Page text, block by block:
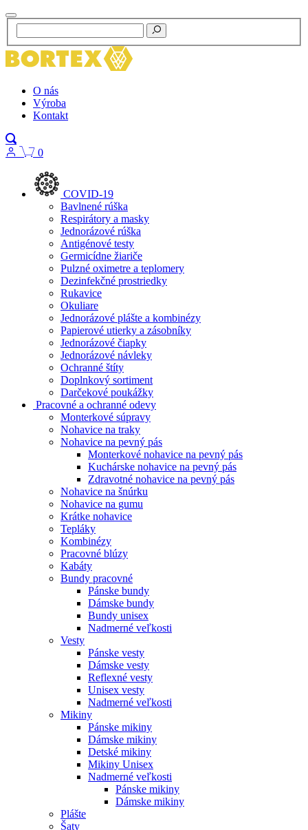
O nás
Výroba
Kontakt
0
COVID-19
Bavlnené rúška
Respirátory a masky
Jednorázové rúška
Antigénové testy
Germicídne žiariče
Pulzné oximetre a teplomery
Dezinfekčné prostriedky
Rukavice
Okuliare
Jednorázové plášte a kombinézy
Papierové utierky a zásobníky
Jednorázové čiapky
Jednorázové návleky
Ochranné štíty
Doplnkový sortiment
Darčekové poukážky
Pracovné a ochranné odevy
Monterkové súpravy
Nohavice na traky
Nohavice na pevný pás
Monterkové nohavice na pevný pás
Kuchárske nohavice na pevný pás
Zdravotné nohavice na pevný pás
Nohavice na šnúrku
Nohavice na gumu
Krátke nohavice
Tepláky
Kombinézy
Pracovné blúzy
Kabáty
Bundy pracovné
Pánske bundy
Dámske bundy
Bundy unisex
Nadmerné veľkosti
Vesty
Pánske vesty
Dámske vesty
Reflexné vesty
Unisex vesty
Nadmerné veľkosti
Mikiny
Pánske mikiny
Dámske mikiny
Detské mikiny
Mikiny Unisex
Nadmerné veľkosti
Pánske mikiny
Dámske mikiny
Plášte
Šaty